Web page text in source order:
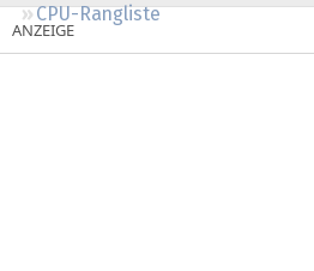
CPU-Rangliste